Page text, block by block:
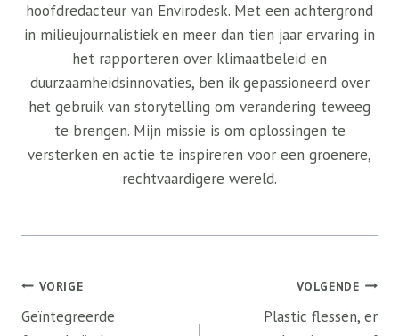
hoofdredacteur van Envirodesk. Met een achtergrond
in milieujournalistiek en meer dan tien jaar ervaring in
het rapporteren over klimaatbeleid en
duurzaamheidsinnovaties, ben ik gepassioneerd over
het gebruik van storytelling om verandering teweeg
te brengen. Mijn missie is om oplossingen te
versterken en actie te inspireren voor een groenere,
rechtvaardigere wereld.
Bericht
navigatie
VORIGE
Geïntegreerde
VOLGENDE
Plastic flessen, er